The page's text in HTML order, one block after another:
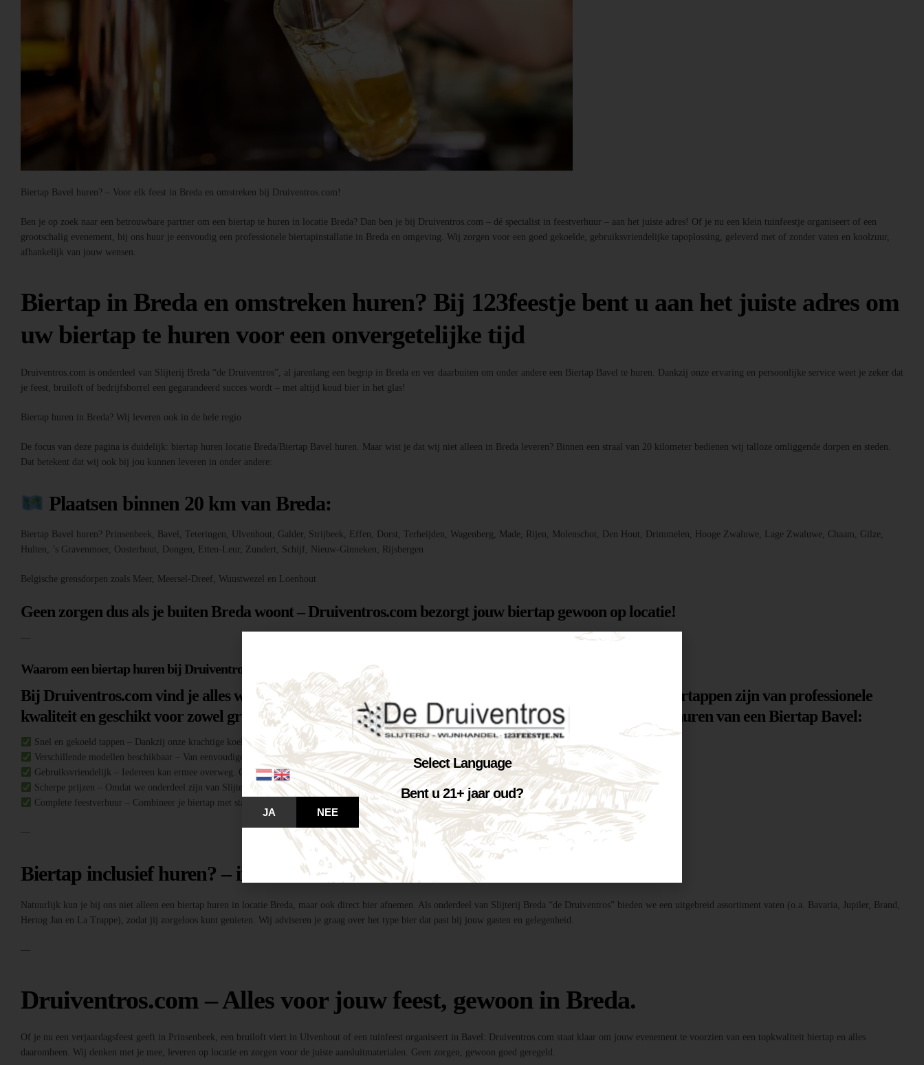
Biertap Bavel huren? – Voor elk feest in Breda en omstreken bij Druiventros.com!
Ben je op zoek naar een betrouwbare partner om een biertap te huren in locatie Breda? Dan ben je bij Druiventros.com – dé specialist in feestverhuur – aan het juiste adres! Of je nu een klein tuinfeestje organiseert of een
grootschalig evenement, bij ons huur je eenvoudig een professionele biertapinstallatie in Breda en omgeving. Wij zorgen voor een goed gekoelde, gebruiksvriendelijke tapoplossing, geleverd met of zonder vaten en koolzuur,
afhankelijk van jouw wensen.
Biertap in Breda en omstreken huren? Bij 123feestje bent u aan het juiste adres om
uw biertap te huren voor een onvergetelijke tijd
Druiventros.com is onderdeel van Slijterij Breda “de Druiventros”, al jarenlang een begrip in Breda en ver daarbuiten om onder andere een Biertap Bavel te huren. Dankzij onze ervaring en persoonlijke service weet je zeker dat
je feest, bruiloft of bedrijfsborrel een gegarandeerd succes wordt – met altijd koud bier in het glas!
Biertap huren in Breda? Wij leveren ook in de hele regio
De focus van deze pagina is duidelijk: biertap huren locatie Breda/Biertap Bavel huren. Maar wist je dat wij niet alleen in Breda leveren? Binnen een straal van 20 kilometer bedienen wij talloze omliggende dorpen en steden.
Dat betekent dat wij ook bij jou kunnen leveren in onder andere:
Plaatsen binnen 20 km van Breda:
Biertap Bavel huren? Prinsenbeek, Bavel, Teteringen, Ulvenhout, Galder, Strijbeek, Effen, Dorst, Terheijden, Wagenberg, Made, Rijen, Molenschot, Den Hout, Drimmelen, Hooge Zwaluwe, Lage Zwaluwe, Chaam, Gilze,
Hulten, ’s Gravenmoer, Oosterhout, Dongen, Etten-Leur, Zundert, Schijf, Nieuw-Ginneken, Rijsbergen
Belgische grensdorpen zoals Meer, Meersel-Dreef, Wuustwezel en Loenhout
Geen zorgen dus als je buiten Breda woont – Druiventros.com bezorgt jouw biertap gewoon op locatie!
—
Waarom een biertap huren bij Druiventros.com?
Bij Druiventros.com vind je alles wat je nodig hebt om jouw feest of evenement te laten slagen. Onze biertappen zijn van professionele
kwaliteit en geschikt voor zowel grote evenementen als intieme tuinfeestjes. Enkele voordelen voor het huren van een Biertap Bavel:
Snel en gekoeld tappen – Dankzij onze krachtige koeltechniek heb je altijd een perfect koud biertje binnen handbereik.
Verschillende modellen beschikbaar – Van eenvoudige biertaps tot complete tapinstallaties inclusief fusten, koolzuur en onderstel.
Gebruiksvriendelijk – Iedereen kan ermee overweg. Geen ervaring nodig!
Scherpe prijzen – Omdat we onderdeel zijn van Slijterij Breda “de Druiventros”, profiteer je van de beste deal én topkwaliteit bier.
Complete feestverhuur – Combineer je biertap met statafels, buffettafels, feestverlichting, photobooths en meer!
—
Biertap inclusief huren? – inclusief bier?
Natuurlijk kun je bij ons niet alleen een biertap huren in locatie Breda, maar ook direct bier afnemen. Als onderdeel van Slijterij Breda “de Druiventros” bieden we een uitgebreid assortiment vaten (o.a. Bavaria, Jupiler, Brand,
Hertog Jan en La Trappe), zodat jij zorgeloos kunt genieten. Wij adviseren je graag over het type bier dat past bij jouw gasten en gelegenheid.
—
Druiventros.com – Alles voor jouw feest, gewoon in Breda.
Of je nu een verjaardagsfeest geeft in Prinsenbeek, een bruiloft viert in Ulvenhout of een tuinfeest organiseert in Bavel: Druiventros.com staat klaar om jouw evenement te voorzien van een topkwaliteit biertap en alles
daaromheen. Wij denken met je mee, leveren op locatie en zorgen voor de juiste aansluitmaterialen. Geen zorgen, gewoon goed geregeld.
Select Language
Bent u 21+ jaar oud?
JA NEE